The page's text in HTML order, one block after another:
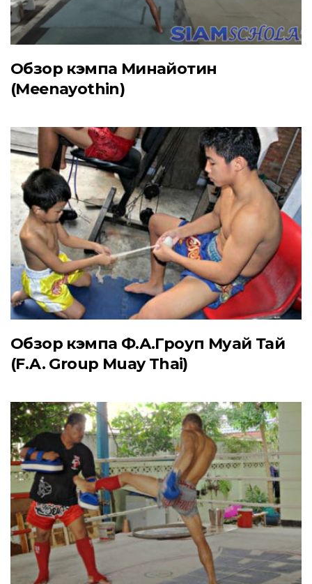
Обзор кэмпа Минайотин
(Meenayothin)
Обзор кэмпа Ф.А.Гроуп Муай Тай
(F.A. Group Muay Thai)